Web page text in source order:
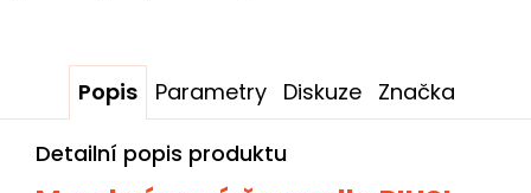
Popis Parametry Diskuze Značka
Detailní popis produktu